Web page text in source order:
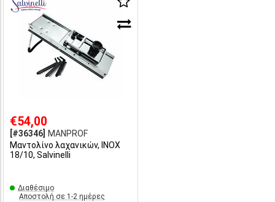
€54,00
[#36346]
MANPROF
Μαντολίνο λαχανικών, INOX
18/10, Salvinelli
Διαθέσιμο
Αποστολή σε 1-2 ημέρες